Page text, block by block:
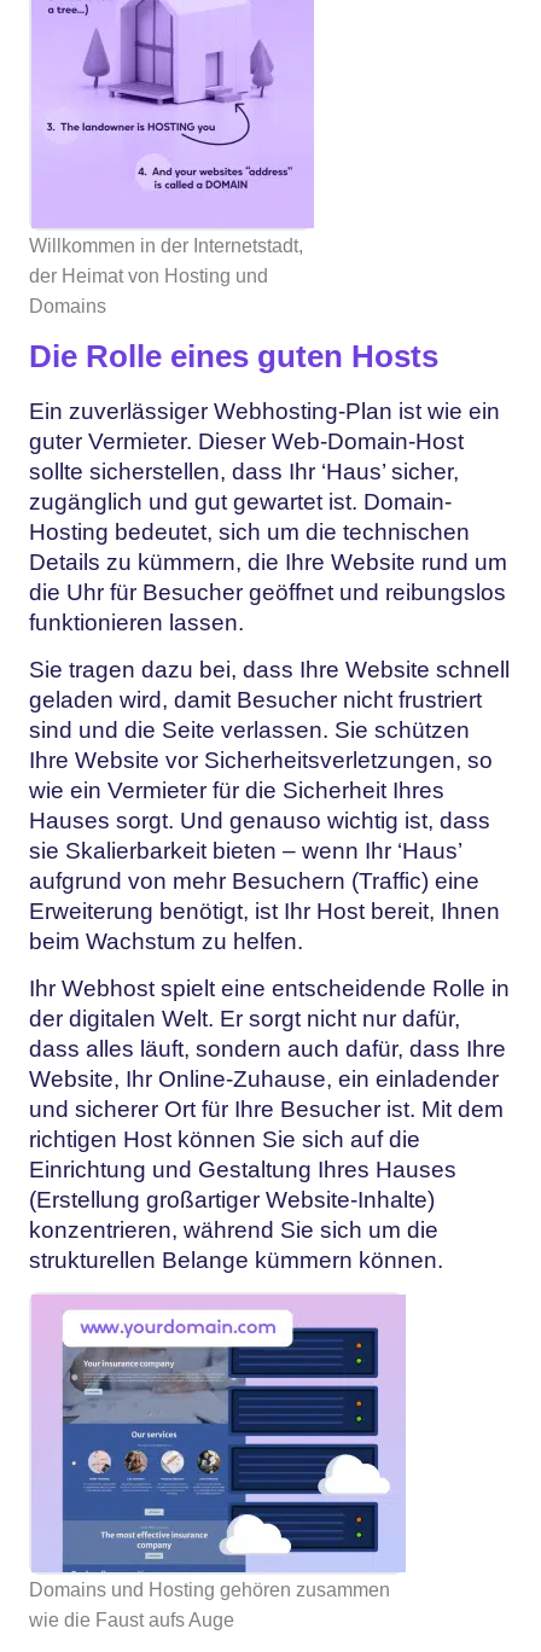
Willkommen in der Internetstadt,
der Heimat von Hosting und
Domains
Die Rolle eines guten Hosts
Ein zuverlässiger Webhosting-Plan ist wie ein
guter Vermieter. Dieser Web-Domain-Host
sollte sicherstellen, dass Ihr ‘Haus’ sicher,
zugänglich und gut gewartet ist. Domain-
Hosting bedeutet, sich um die technischen
Details zu kümmern, die Ihre Website rund um
die Uhr für Besucher geöffnet und reibungslos
funktionieren lassen.
Sie tragen dazu bei, dass Ihre Website schnell
geladen wird, damit Besucher nicht frustriert
sind und die Seite verlassen. Sie schützen
Ihre Website vor Sicherheitsverletzungen, so
wie ein Vermieter für die Sicherheit Ihres
Hauses sorgt. Und genauso wichtig ist, dass
sie Skalierbarkeit bieten – wenn Ihr ‘Haus’
aufgrund von mehr Besuchern (Traffic) eine
Erweiterung benötigt, ist Ihr Host bereit, Ihnen
beim Wachstum zu helfen.
Ihr Webhost spielt eine entscheidende Rolle in
der digitalen Welt. Er sorgt nicht nur dafür,
dass alles läuft, sondern auch dafür, dass Ihre
Website, Ihr Online-Zuhause, ein einladender
und sicherer Ort für Ihre Besucher ist. Mit dem
richtigen Host können Sie sich auf die
Einrichtung und Gestaltung Ihres Hauses
(Erstellung großartiger Website-Inhalte)
konzentrieren, während Sie sich um die
strukturellen Belange kümmern können.
Domains und Hosting gehören zusammen
wie die Faust aufs Auge